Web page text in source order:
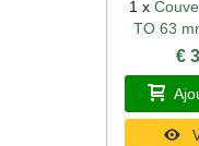
Aperçu
1 x
TO 63
€